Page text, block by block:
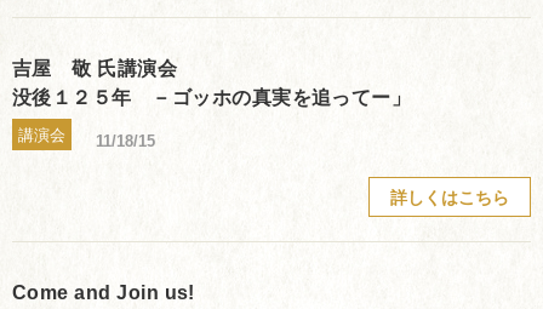
吉屋 敬 氏講演会
没後１２５年 －ゴッホの真実を追ってー」
講演会 11/18/15
詳しくはこちら
Come and Join us!